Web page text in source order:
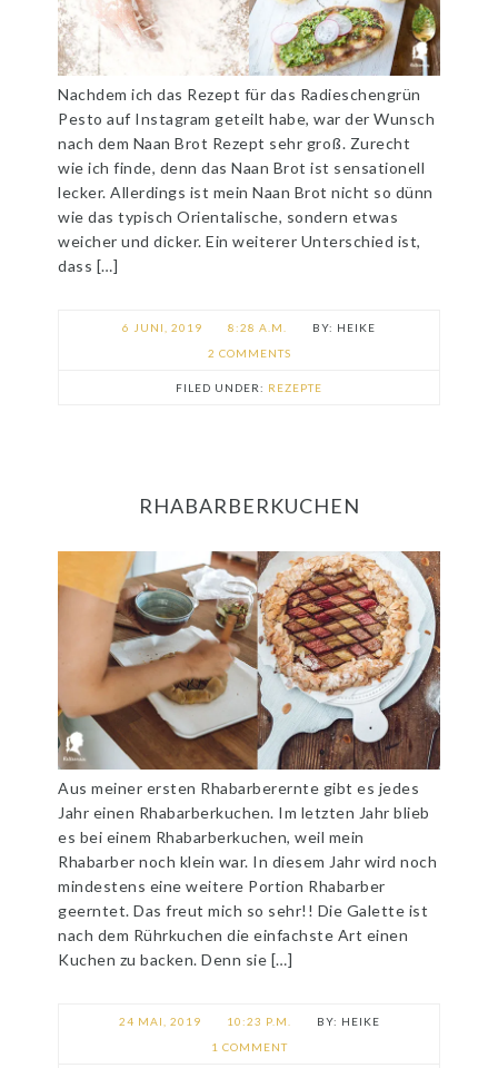
Nachdem ich das Rezept für das Radieschengrün
Pesto auf Instagram geteilt habe, war der Wunsch
nach dem Naan Brot Rezept sehr groß. Zurecht
wie ich finde, denn das Naan Brot ist sensationell
lecker. Allerdings ist mein Naan Brot nicht so dünn
wie das typisch Orientalische, sondern etwas
weicher und dicker. Ein weiterer Unterschied ist,
dass […]
6 JUNI, 2019 8:28 A.M.
HEIKE
2 COMMENTS
FILED UNDER: REZEPTE
RHABARBERKUCHEN
Aus meiner ersten Rhabarberernte gibt es jedes
Jahr einen Rhabarberkuchen. Im letzten Jahr blieb
es bei einem Rhabarberkuchen, weil mein
Rhabarber noch klein war. In diesem Jahr wird noch
mindestens eine weitere Portion Rhabarber
geerntet. Das freut mich so sehr!! Die Galette ist
nach dem Rührkuchen die einfachste Art einen
Kuchen zu backen. Denn sie […]
24 MAI, 2019 10:23 P.M.
HEIKE
1 COMMENT